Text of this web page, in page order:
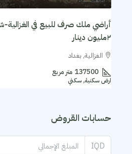
أراضي ملك صرف للبيع في الغزالية-
٢مليون دينار
الغزالية, بغداد
137500 متر مربع
ارض سكنية, سكني
حسابات القروض
IQD